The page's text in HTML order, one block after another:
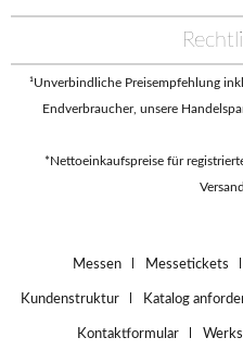
¹Unverbindliche Preisempfehlung
Endverbraucher, unsere
*Nettoeinkaufspreise für
Messen Messetickets
Kundenstruktur Katalog
Kontaktformular